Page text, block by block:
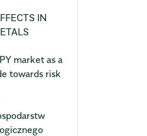
IN
market as a
towards risk